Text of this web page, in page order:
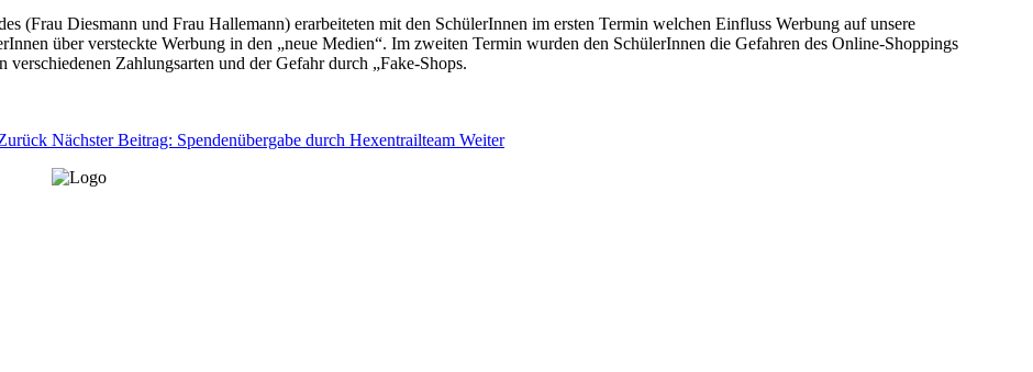
(Frau Diesmann und Frau Hallemann) erarbeiteten mit den SchülerInnen im ersten Termin welchen Einfluss Werbung auf unsere
über versteckte Werbung in den „neue Medien“. Im zweiten Termin wurden den SchülerInnen die Gefahren des Online-Shoppings
Zahlungsarten und der Gefahr durch „Fake-Shops.
Nächster Beitrag: Spendenübergabe durch Hexentrailteam Weiter